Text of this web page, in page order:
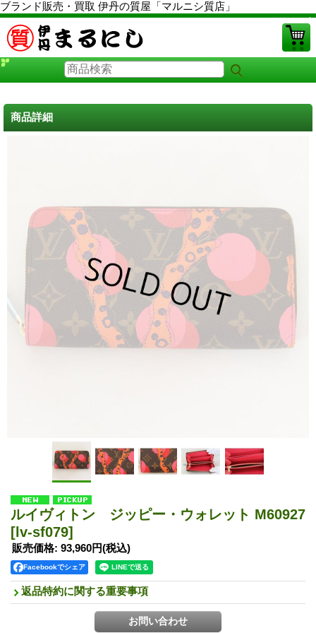
ブランド販売・買取 伊丹の質屋「マルニシ質店」
PCサイト
商品詳細
ルイヴィトン ジッピー・ウォレット M60927
[lv-sf079]
販売価格: 93,960円(税込)
Facebookでシェア
返品特約に関する重要事項